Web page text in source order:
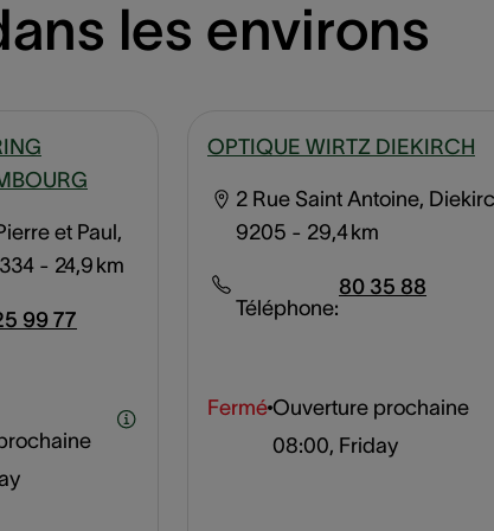
les environs
et Paul,
- 24,9 km
99 77
OPTIQUE WIRTZ DIEKIRCH
2 Rue Saint Antoine,
9205 - 29,4 km
Téléphone:
80 35 88
Fermé Ouverture prochaine
08:00, Friday